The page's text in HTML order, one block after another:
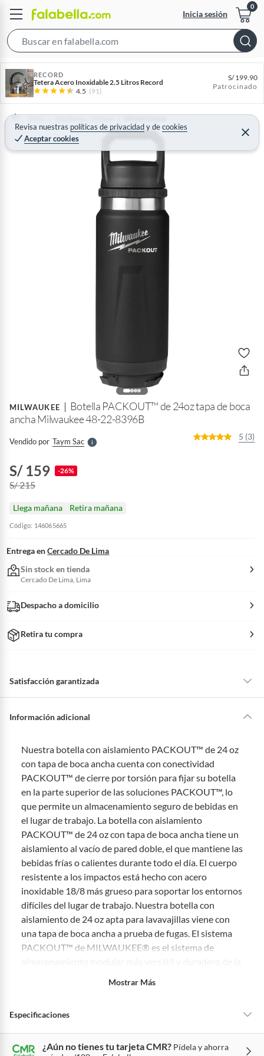
Inicia sesión
h
B
r
RECORD
Tetera Acero Inoxidable 2.5 Litros Record
4.5 (91)
S/199.90
Patrocinado
Revisa nuestras políticas de privacidadydecookies
Aceptar cookies
C
e
r
Home Decohogar - Menaje Menaje Cocina
MILWAUKEE
Botella PACKOUT™ de 24oz tapa de boca
ancha Milwaukee 48-22-8396B
Vendido por Taym SacS
e
5 (3)
S/ 159 -26%
S/ 215
Llega mañana Retira mañana
Código: 146065665
Entrega en Cercado De Lima
Sin stock en tienda
Cercado De Lima, Lima
Despacho a domicilio
Retira tu compra
Satisfacción garantizada
hacer una devolución.
Conoce cuáles son:
Productos vendidos por
Falabella, Tottus y otros vendedores tienen:
48 horas: cemento, mezclas de hormigón, morteros, yeso y otros
productos para asfalto, hormigón, albañilería.
7 días: colchones y productos de combustión.
Productos vendidos porSodimactienen:
48 horas: cemento, mezclas de hormigón, morteros, yeso y otros
productos para asfalto.
7 días: productos eléctricos o a combustión, electrodomésticos,
tecnología, línea blanca, colchones, muebles, bicicletas y
máquinas.
No se pueden devolver o cambiar bajo cambio de opinión
Productos de compra internacional.
suplementos alimenticios, vitaminas.
Por motivos de salubridad, la ropa interior inferior y ropas de
Alimentos, bebidas, fórmulas y leches para bebés.
Información adicional
Nuestra botella con aislamiento PACKOUT™ de 24 oz
con tapa de boca ancha cuenta con conectividad
PACKOUT™ de cierre por torsión para fijar su botella
en la parte superior de las soluciones PACKOUT™, lo
que permite un almacenamiento seguro de bebidas en
el lugar de trabajo. La botella con aislamiento
PACKOUT™ de 24 oz con tapa de boca ancha tiene un
aislamiento al vacío de pared doble, el que mantiene las
bebidas frías o calientes durante todo el día. El cuerpo
resistente a los impactos está hecho con acero
inoxidable 18/8 más grueso para soportar los entornos
difíciles del lugar de trabajo. Nuestra botella con
aislamiento de 24 oz apta para lavavajillas viene con
una tapa de boca ancha a prueba de fugas. El sistema
PACKOUT™ de MILWAUKEE® es el sistema de
Mostrar Más
Especificaciones
Tipo de botella Botellas térmicas
¿Aún no tienes tu tarjeta CMR? Pídela y ahorra